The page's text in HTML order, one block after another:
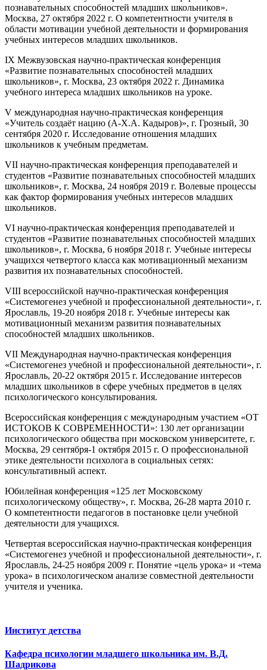
познавательных способностей младших школьников».
Москва, 27 октября 2022 г. О компетентности учителя в
области мотивации учебной деятельности и формирования
учебных интересов младших школьников.
IX Межвузовская научно-практическая конференция
«Развитие познавательных способностей младших
школьников», г. Москва, 23 октября 2022 г. Динамика
учебного интереса младших школьников на уроке.
V международная научно-практическая конференция
«Учитель создаёт нацию (А-Х.А. Кадыров)», г. Грозный, 30
сентября 2020 г. Исследование отношения младших
школьников к учебным предметам.
VII научно-практическая конференция преподавателей и
студентов «Развитие познавательных способностей младших
школьников», г. Москва, 24 ноября 2019 г. Волевые процессы
как фактор формирования учебных интересов младших
школьников.
VI научно-практическая конференция преподавателей и
студентов «Развитие познавательных способностей младших
школьников», г. Москва, 6 ноября 2018 г. Учебные интересы
учащихся четвертого класса как мотивационный механизм
развития их познавательных способностей.
VIII всероссийской научно-практическая конференция
«Системогенез учебной и профессиональной деятельности», г.
Ярославль, 19-20 ноября 2018 г. Учебные интересы как
мотивационный механизм развития познавательных
способностей младших школьников.
VII Международная научно-практическая конференция
«Системогенез учебной и профессиональной деятельности», г.
Ярославль, 20-22 октября 2015 г. Исследование интересов
младших школьников в сфере учебных предметов в целях
психологического консультирования.
Всероссийская конференция с международным участием «ОТ
ИСТОКОВ К СОВРЕМЕННОСТИ»: 130 лет организации
психологического общества при московском университете, г.
Москва, 29 сентября-1 октября 2015 г. О профессиональной
этике деятельности психолога в социальных сетях:
консультативный аспект.
Юбилейная конференция «125 лет Московскому
психологическому обществу», г. Москва, 26-28 марта 2010 г.
О компетентности педагогов в постановке цели учебной
деятельности для учащихся.
Четвертая всероссийская научно-практическая конференция
«Системогенез учебной и профессиональной деятельности», г.
Ярославль, 24-25 ноября 2009 г. Понятие «цель урока» и «тема
урока» в психологическом анализе совместной деятельности
учителя и ученика.
Институт детства
Кафедра психологии младшего школьника им. В.Д.
Шадрикова